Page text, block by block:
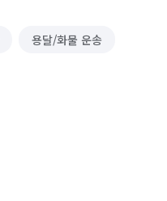
용달/화물 운송